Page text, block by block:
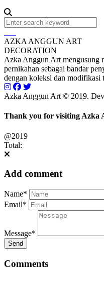
AZKA ANGGUN ART
DECORATION
Azka Anggun Art mengusung
pernikahan sebagai bandar
dengan koleksi dan modifikasi
Azka Anggun Art © 2019.
Thank you for visiting Azka
@2019
Total:
Add comment
Name*
Email*
Message*
Send
Comments